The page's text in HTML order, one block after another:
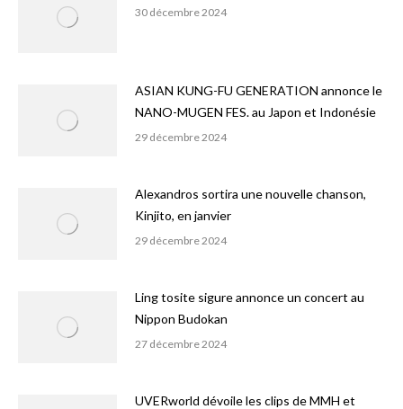
30 décembre 2024
ASIAN KUNG-FU GENERATION annonce le
NANO-MUGEN FES. au Japon et Indonésie
29 décembre 2024
Alexandros sortira une nouvelle chanson,
Kinjito, en janvier
29 décembre 2024
Ling tosite sigure annonce un concert au
Nippon Budokan
27 décembre 2024
UVERworld dévoile les clips de MMH et